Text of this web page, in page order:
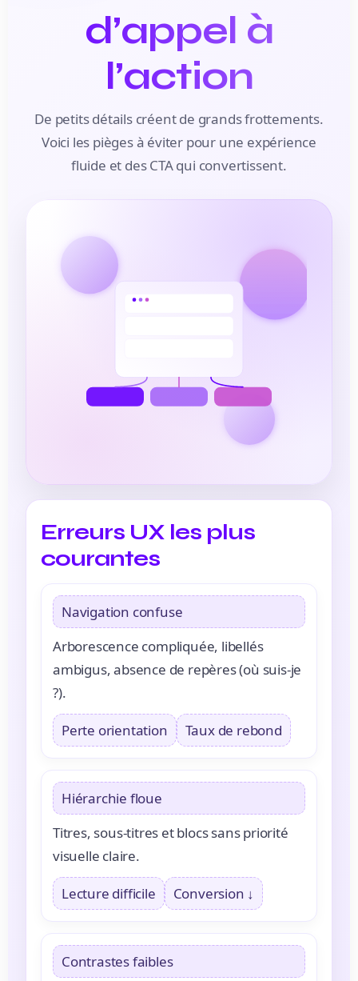
d’appel à
l’action
De petits détails créent de grands frottements.
Voici les pièges à éviter pour une expérience
fluide et des CTA qui convertissent.
Erreurs UX les plus
courantes
Navigation confuse
Arborescence compliquée, libellés
ambigus, absence de repères (où suis-je
?).
Perte orientation Taux de rebond
Hiérarchie floue
Titres, sous-titres et blocs sans priorité
visuelle claire.
Lecture difficile Conversion ↓
Contrastes faibles